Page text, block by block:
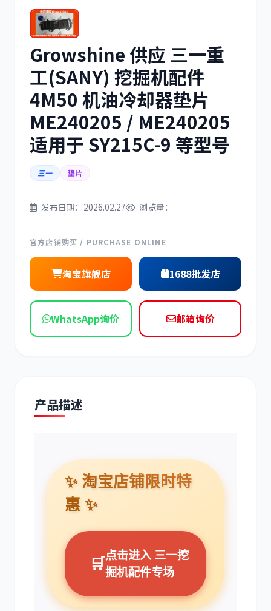
日立
三菱 博世
洋马
奔驰 加藤
Growshine 供应 三一重
工(SANY) 挖掘机配件
4M50 机油冷却器垫片
ME240205 / ME240205
适用于 SY215C-9 等型号
三一 垫片
发布日期：2026.02.27 浏览量：
官方店铺购买 / PURCHASE ONLINE
淘宝旗舰店 1688批发店
WhatsApp询价 邮箱询价
产品描述
✨ 淘宝店铺限时特
惠 ✨
🛒点击进入 三一挖
掘机配件专场